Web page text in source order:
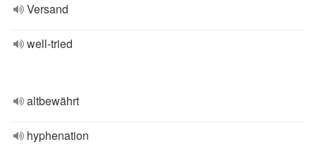
Versand
well-tried
altbewährt
hyphenation